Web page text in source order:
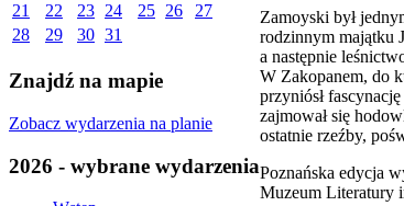
21
22 23 24 25 26
27
28
29 30 31
Znajdź na mapie
Zobacz wydarzenia na planie
2026 - wybrane wydarzenia
Zamoyski był
rodzinnym majątku
a następnie
W Zakopanem, do
przyniósł
zajmował się
ostatnie rzeźby,
Poznańska edycja
Muzeum Literatury